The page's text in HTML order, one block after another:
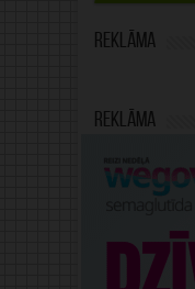
Reklāma
Reklāma